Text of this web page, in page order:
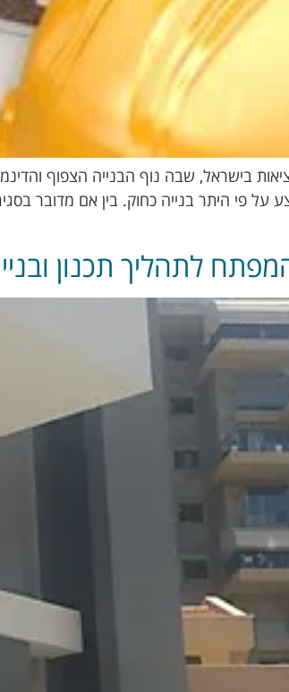
בישראל, שבה נוף הבנייה הצפוף
על פי היתר בנייה כחוק. בין אם מדובר
לתהליך תכנון